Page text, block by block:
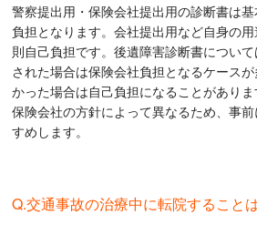
警察提出用・保険会社提出用の診断書は
負担となります。会社提出用など自身の
則自己負担です。後遺障害診断書につい
された場合は保険会社負担となるケース
かった場合は自己負担になることがありま
保険会社の方針によって異なるため、事
すめします。
Q.交通事故の治療中に転院すること